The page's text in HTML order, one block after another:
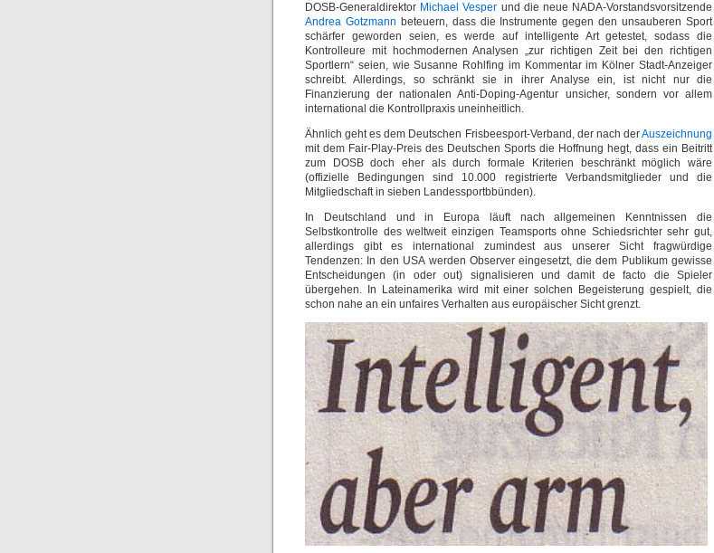
DOSB-Generaldirektor Michael Vesper und die neue NADA-Vorstandsvorsitzende
Andrea Gotzmann beteuern, dass die Instrumente gegen den unsauberen Sport
schärfer geworden seien, es werde auf intelligente Art getestet, sodass die
Kontrolleure mit hochmodernen Analysen „zur richtigen Zeit bei den richtigen
Sportlern“ seien, wie Susanne Rohlfing im Kommentar im Kölner Stadt-Anzeiger
schreibt. Allerdings, so schränkt sie in ihrer Analyse ein, ist nicht nur die
Finanzierung der nationalen Anti-Doping-Agentur unsicher, sondern vor allem
international die Kontrollpraxis uneinheitlich.
Ähnlich geht es dem Deutschen Frisbeesport-Verband, der nach derAuszeichnung
mit dem Fair-Play-Preis des Deutschen Sports die Hoffnung hegt, dass ein Beitritt
zum DOSB doch eher als durch formale Kriterien beschränkt möglich wäre
(offizielle Bedingungen sind 10.000 registrierte Verbandsmitglieder und die
Mitgliedschaft in sieben Landessportbbünden).
In Deutschland und in Europa läuft nach allgemeinen Kenntnissen die
Selbstkontrolle des weltweit einzigen Teamsports ohne Schiedsrichter sehr gut,
allerdings gibt es international zumindest aus unserer Sicht fragwürdige
Tendenzen: In den USA werden Observer eingesetzt, die dem Publikum gewisse
Entscheidungen (in oder out) signalisieren und damit de facto die Spieler
übergehen. In Lateinamerika wird mit einer solchen Begeisterung gespielt, die
schon nahe an ein unfaires Verhalten aus europäischer Sicht grenzt.